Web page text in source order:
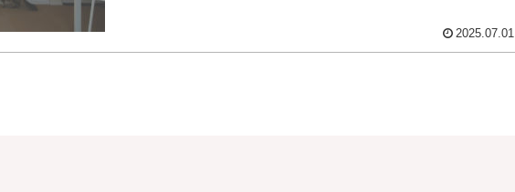
2025.07.01